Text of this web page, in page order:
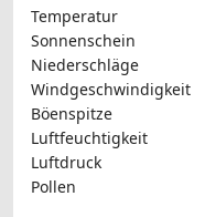
Temperatur
Sonnenschein
Niederschläge
Windgeschwindigkeit
Böenspitze
Luftfeuchtigkeit
Luftdruck
Pollen